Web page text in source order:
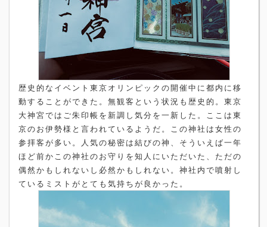
歴史的なイベント東京オリンピックの開催中に都内に移
動することができた。無観客という状況も歴史的。東京
大神宮ではご朱印帳を新調し気分を一新した。ここは東
京のお伊勢様と言われているようだ。この神社は女性の
参拝客が多い。人気の秘密は結びの神、そういえば一年
ほど前かこの神社のお守りを知人にいただいた、ただの
偶然かもしれないし必然かもしれない。神社内で噴射し
ているミストがとても気持ちが良かった。